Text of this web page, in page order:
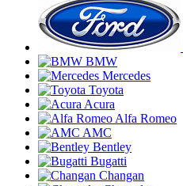
BMW
Mercedes
Toyota
Acura
Alfa Romeo
AMC
Bentley
Bugatti
Changan